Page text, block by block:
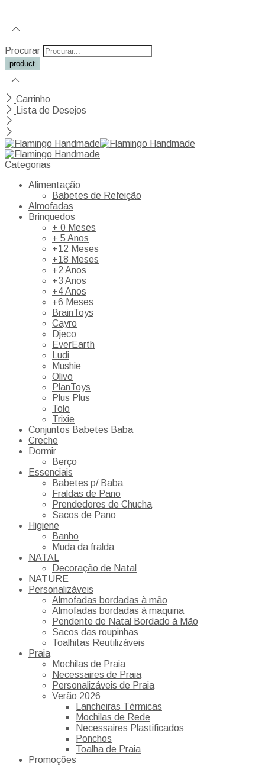
Procurar
Carrinho
Lista de Desejos
Categorias
Alimentação
Babetes de Refeição
Almofadas
Brinquedos
+ 0 Meses
+ 5 Anos
+12 Meses
+18 Meses
+2 Anos
+3 Anos
+4 Anos
+6 Meses
BrainToys
Cayro
Djeco
EverEarth
Ludi
Mushie
Olivo
PlanToys
Plus Plus
Tolo
Trixie
Conjuntos Babetes Baba
Creche
Dormir
Berço
Essenciais
Babetes p/ Baba
Fraldas de Pano
Prendedores de Chucha
Sacos de Pano
Higiene
Banho
Muda da fralda
NATAL
Decoração de Natal
NATURE
Personalizáveis
Almofadas bordadas à mão
Almofadas bordadas à maquina
Pendente de Natal Bordado à Mão
Sacos das roupinhas
Toalhitas Reutilizáveis
Praia
Mochilas de Praia
Necessaires de Praia
Personalizáveis de Praia
Verão 2026
Lancheiras Térmicas
Mochilas de Rede
Necessaires Plastificados
Ponchos
Toalha de Praia
Promoções